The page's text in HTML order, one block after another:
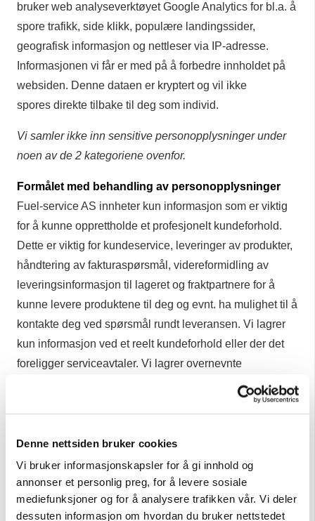
Denne nettsiden bruker cookies
Vi bruker informasjonskapsler for å gi innhold og
annonser et personlig preg, for å levere sosiale
mediefunksjoner og for å analysere trafikken vår. Vi deler
dessuten informasjon om hvordan du bruker nettstedet
bruker web analyseverktøyet Google Analytics for bl.a. å
spore trafikk, side klikk, populære landingssider,
geografisk informasjon og nettleser via IP-adresse.
Informasjonen vi får er med på å forbedre innholdet på
websiden. Denne dataen er kryptert og vil ikke
spores direkte tilbake til deg som individ.
Vi samler ikke inn sensitive personopplysninger under
noen av de 2 kategoriene ovenfor.
Formålet med behandling av personopplysninger
Fuel-service AS innheter kun informasjon som er viktig
for å kunne opprettholde et profesjonelt kundeforhold.
Dette er viktig for kundeservice, leveringer av produkter,
håndtering av fakturaspørsmål, videreformidling av
leveringsinformasjon til lageret og fraktpartnere for å
kunne levere produktene til deg og evnt. ha mulighet til å
kontakte deg ved spørsmål rundt leveransen. Vi lagrer
kun informasjon ved et reelt kundeforhold eller der det
foreligger serviceavtaler. Vi lagrer overnevnte
salgskontrakter/avtaler og kunne opprettholde gjeldende
kontakte deg i forbindelse med kundeforholdet.
Vi vil legge til at alle i Fuel-service AS er underlagt
taushetsplikt og vi har utarbeider prosedyrer ihht den
nye personvernforordningen.